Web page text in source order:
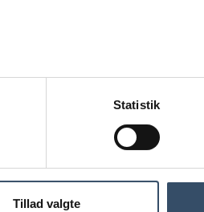
Statistik
Tillad valgte